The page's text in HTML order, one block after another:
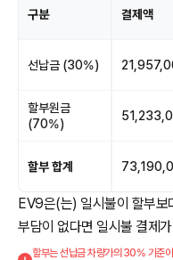
구분 결제액
선납금 (30%)
할부원금
(70%)
할부 합계
EV9은(는) 일시불이 할부
부담이 없다면 일시불 결제
할부는 선납금 차량가의 30% 기준